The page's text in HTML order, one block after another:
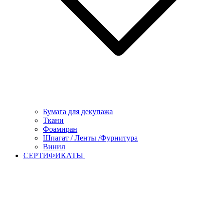
Бумага для декупажа
Ткани
Фоамиран
Шпагат / Ленты /Фурнитура
Винил
СЕРТИФИКАТЫ